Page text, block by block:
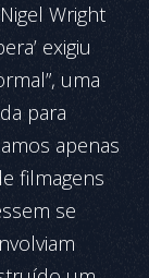
Wright
exigiu
uma
para
apenas
filmagens
se